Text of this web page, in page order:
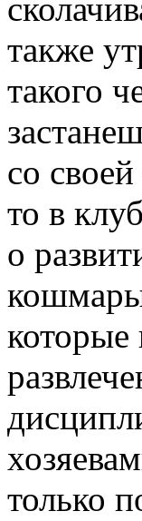
также
такого
со
то в
о
которые
только